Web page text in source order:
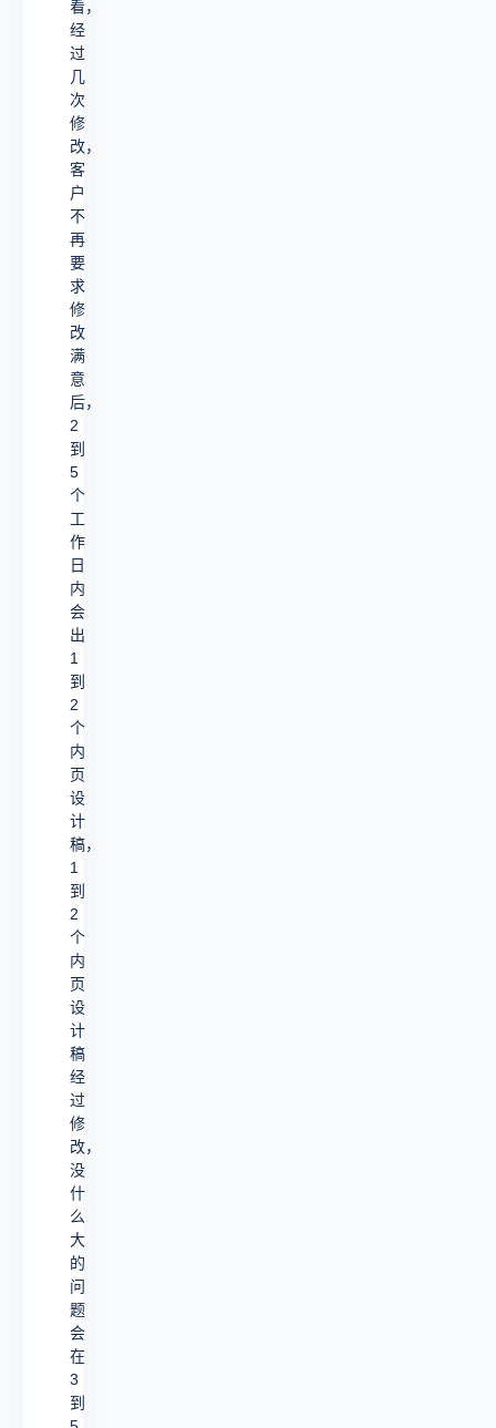
看，
经
过
几
次
修
改，
客
户
不
再
要
求
修
改
满
意
后，
2
到
5
个
工
作
日
内
会
出
1
到
2
个
内
页
设
计
稿，
1
到
2
个
内
页
设
计
稿
经
过
修
改，
没
什
么
大
的
问
题
会
在
3
到